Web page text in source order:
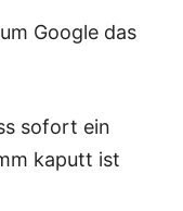
Google das
sofort ein
kaputt ist